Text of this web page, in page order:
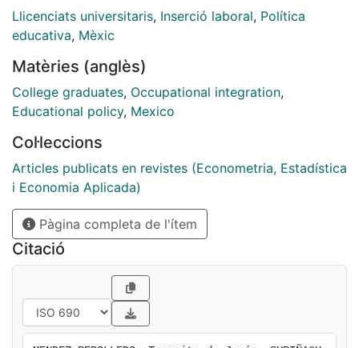
modelo logístico multinomial. Se encontró que las
competencias que más se adquieren y más se aplican
del pensamiento analítico, de liderazgo y expositivas.
Se concluye que existen semejanzas entre los niveles
en los cuales los egresados logran las competencias
desempeñan. Se demuestra que hay competencias de
alta especialización obtenidas en el posgrado
(habilidades comunicativas, de liderazgo e
investigativas), lo que determina la pertinencia y
significancia de un sistema de posgrados para darle
soporte a la innovación en el desarrollo económico y
social.
Llicenciats universitaris, Inserció laboral, Política
educativa, Mèxic
Matèries (anglès)
College graduates, Occupational integration,
Educational policy, Mexico
Col·leccions
Articles publicats en revistes (Econometria, Estadística
i Economia Aplicada)
Pàgina completa de l'ítem
Citació